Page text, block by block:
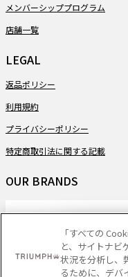
メンバーシッププログラム
店舗一覧
LEGAL
返品ポリシー
利用規約
プライバシーポリシー
特定商取引法に関する記載
OUR BRANDS
PAYMENT
「すべての
と、サイトナビ
状況を分析し、
るために、デバ